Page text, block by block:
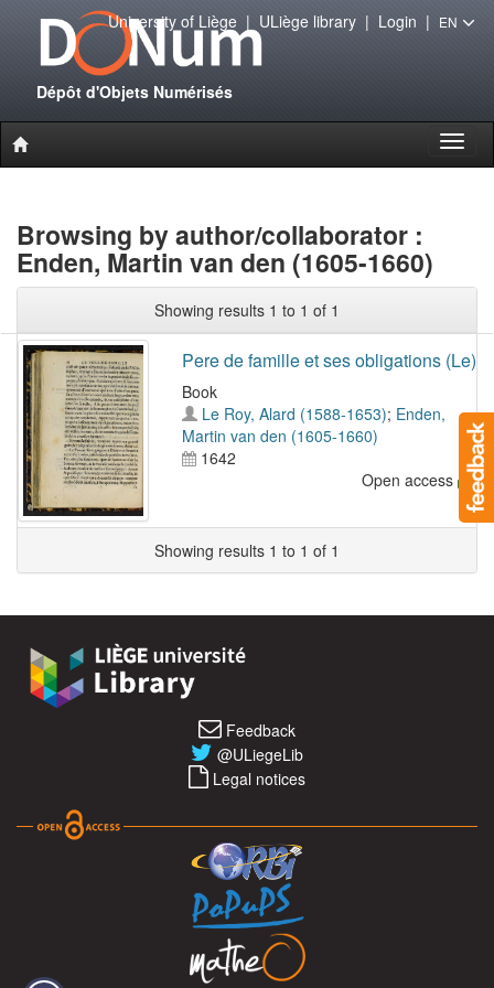
Dépôt d'Objets Numérisés
University of Liège| ULiège library| Login | EN
Browsing by author/collaborator :
Enden, Martin van den (1605-1660)
Showing results 1 to 1 of 1
Pere de famille et ses obligations (Le)
Book
Le Roy, Alard (1588-1653); Enden,
Martin van den (1605-1660)
1642
Open access
Showing results 1 to 1 of 1
Feedback
@ULiegeLib
Legal notices